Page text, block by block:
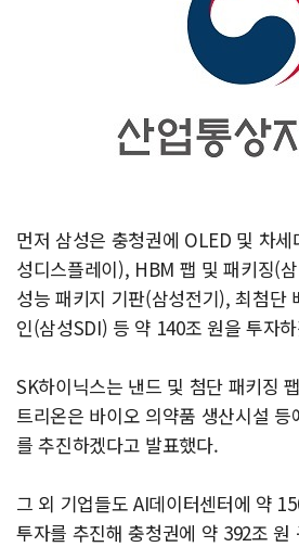
먼저 삼성은 충청권에 OLED 및 차
성디스플레이), HBM 팹 및 패키징(
성능 패키지 기판(삼성전기), 최첨단
인(삼성SDI) 등 약 140조 원을 투자
SK하이닉스는 낸드 및 첨단 패키징
트리온은 바이오 의약품 생산시설
를 추진하겠다고 발표했다.
그 외 기업들도 AI데이터센터에 약
투자를 추진해 충청권에 약 392조 원